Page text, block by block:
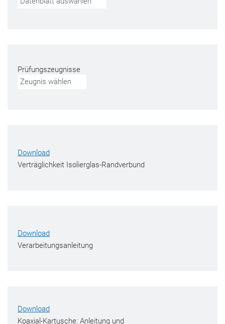
Prüfungszeugnisse
Zeugnis wählen
Download
Verträglichkeit Isolierglas-Randverbund
Download
Verarbeitungsanleitung
Download
Koaxial-Kartusche: Anleitung und